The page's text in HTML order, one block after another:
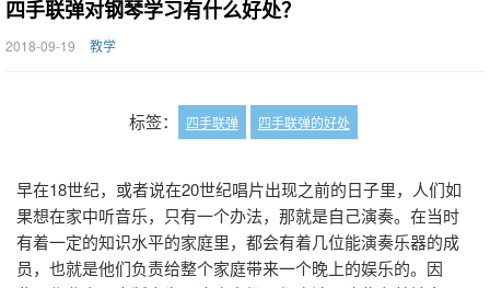
四手联弹对钢琴学习有什么好处？
2018-09-19 教学
标签： 四手联弹 四手联弹的好处
早在18世纪，或者说在20世纪唱片出现之前的日子里，人们如
果想在家中听音乐，只有一个办法，那就是自己演奏。在当时
有着一定的知识水平的家庭里，都会有着几位能演奏乐器的成
员，也就是他们负责给整个家庭带来一个晚上的娱乐的。因